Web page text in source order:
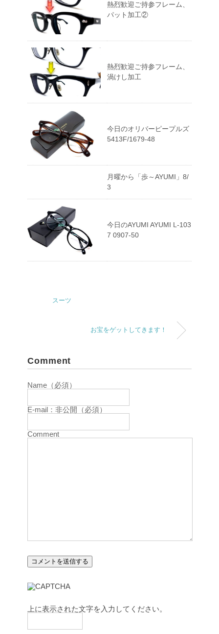
熱烈歓迎ご持参フレーム、
パット加工②
熱烈歓迎ご持参フレーム、
渦けし加工
今日のオリバーピープルズ
5413F/1679-48
月曜から「歩～AYUMI」8/
3
今日のAYUMI AYUMI L-103
7 0907-50
スーツ
お宝をゲットしてきます！
Comment
Name（必須）
E-mail：非公開（必須）
Comment
上に表示された文字を入力してください。